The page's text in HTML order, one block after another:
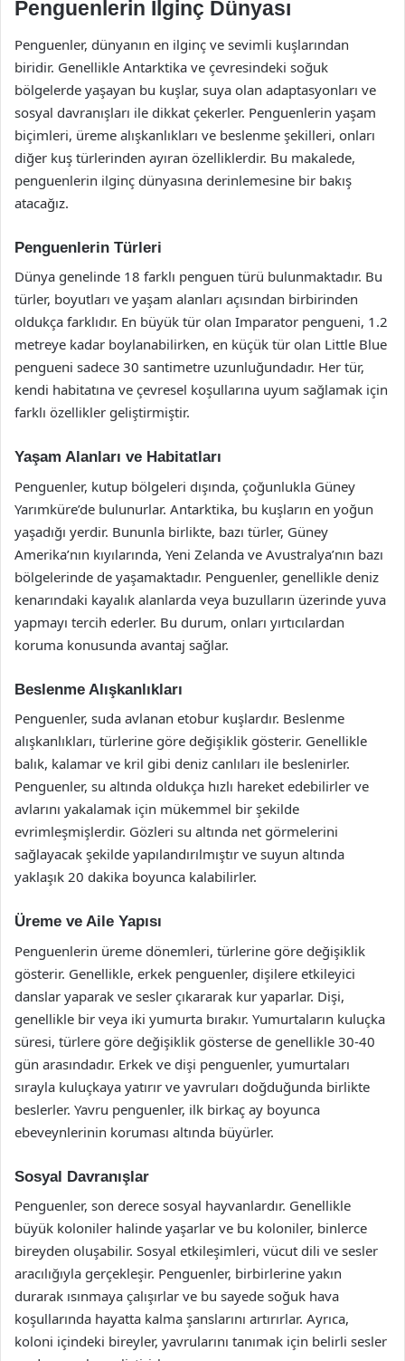
Penguenlerin İlginç Dünyası
Penguenler, dünyanın en ilginç ve sevimli kuşlarından
biridir. Genellikle Antarktika ve çevresindeki soğuk
bölgelerde yaşayan bu kuşlar, suya olan adaptasyonları ve
sosyal davranışları ile dikkat çekerler. Penguenlerin yaşam
biçimleri, üreme alışkanlıkları ve beslenme şekilleri, onları
diğer kuş türlerinden ayıran özelliklerdir. Bu makalede,
penguenlerin ilginç dünyasına derinlemesine bir bakış
atacağız.
Penguenlerin Türleri
Dünya genelinde 18 farklı penguen türü bulunmaktadır. Bu
türler, boyutları ve yaşam alanları açısından birbirinden
oldukça farklıdır. En büyük tür olan Imparator pengueni, 1.2
metreye kadar boylanabilirken, en küçük tür olan Little Blue
pengueni sadece 30 santimetre uzunluğundadır. Her tür,
kendi habitatına ve çevresel koşullarına uyum sağlamak için
farklı özellikler geliştirmiştir.
Yaşam Alanları ve Habitatları
Penguenler, kutup bölgeleri dışında, çoğunlukla Güney
Yarımküre’de bulunurlar. Antarktika, bu kuşların en yoğun
yaşadığı yerdir. Bununla birlikte, bazı türler, Güney
Amerika’nın kıyılarında, Yeni Zelanda ve Avustralya’nın bazı
bölgelerinde de yaşamaktadır. Penguenler, genellikle deniz
kenarındaki kayalık alanlarda veya buzulların üzerinde yuva
yapmayı tercih ederler. Bu durum, onları yırtıcılardan
koruma konusunda avantaj sağlar.
Beslenme Alışkanlıkları
Penguenler, suda avlanan etobur kuşlardır. Beslenme
alışkanlıkları, türlerine göre değişiklik gösterir. Genellikle
balık, kalamar ve kril gibi deniz canlıları ile beslenirler.
Penguenler, su altında oldukça hızlı hareket edebilirler ve
avlarını yakalamak için mükemmel bir şekilde
evrimleşmişlerdir. Gözleri su altında net görmelerini
sağlayacak şekilde yapılandırılmıştır ve suyun altında
yaklaşık 20 dakika boyunca kalabilirler.
Üreme ve Aile Yapısı
Penguenlerin üreme dönemleri, türlerine göre değişiklik
gösterir. Genellikle, erkek penguenler, dişilere etkileyici
danslar yaparak ve sesler çıkararak kur yaparlar. Dişi,
genellikle bir veya iki yumurta bırakır. Yumurtaların kuluçka
süresi, türlere göre değişiklik gösterse de genellikle 30-40
gün arasındadır. Erkek ve dişi penguenler, yumurtaları
sırayla kuluçkaya yatırır ve yavruları doğduğunda birlikte
beslerler. Yavru penguenler, ilk birkaç ay boyunca
ebeveynlerinin koruması altında büyürler.
Sosyal Davranışlar
Penguenler, son derece sosyal hayvanlardır. Genellikle
büyük koloniler halinde yaşarlar ve bu koloniler, binlerce
bireyden oluşabilir. Sosyal etkileşimleri, vücut dili ve sesler
aracılığıyla gerçekleşir. Penguenler, birbirlerine yakın
durarak ısınmaya çalışırlar ve bu sayede soğuk hava
koşullarında hayatta kalma şanslarını artırırlar. Ayrıca,
koloni içindeki bireyler, yavrularını tanımak için belirli sesler